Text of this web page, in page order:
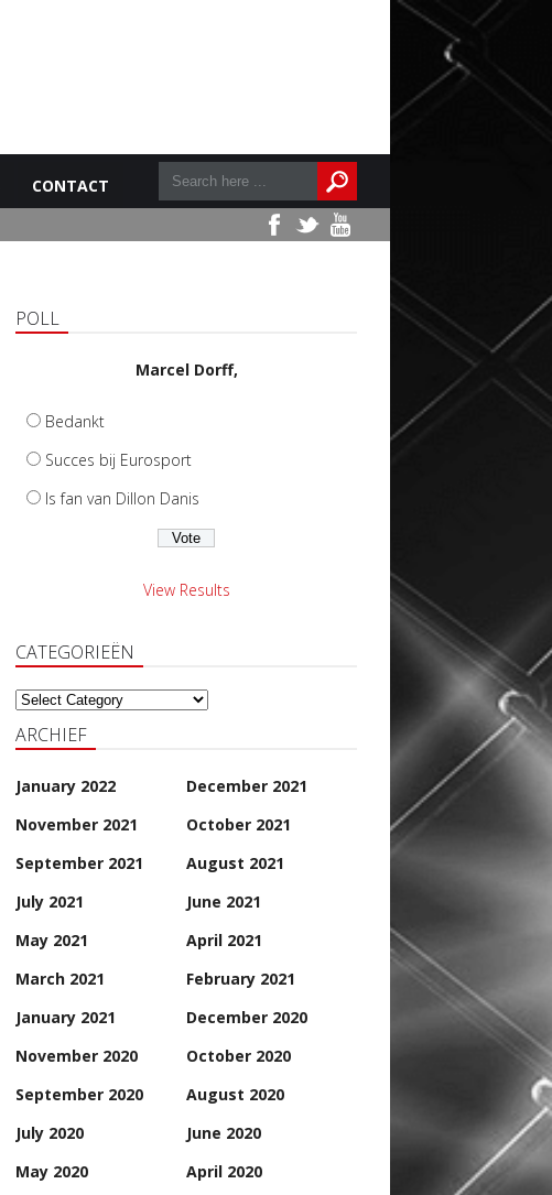
CONTACT
POLL
Marcel Dorff,
Bedankt
Succes bij Eurosport
Is fan van Dillon Danis
View Results
CATEGORIEËN
Categorieën
ARCHIEF
January 2022
December 2021
November 2021
October 2021
September 2021
August 2021
July 2021
June 2021
May 2021
April 2021
March 2021
February 2021
January 2021
December 2020
November 2020
October 2020
September 2020
August 2020
July 2020
June 2020
May 2020
April 2020